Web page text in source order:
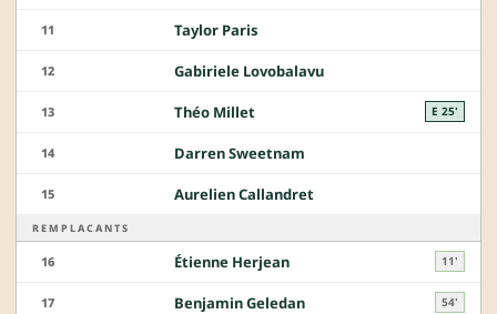
11 Taylor Paris
12 Gabiriele Lovobalavu
13 Théo Millet E 25'
14 Darren Sweetnam
15 Aurelien Callandret
REMPLACANTS
16 Étienne Herjean 11'
17 Benjamin Geledan 54'